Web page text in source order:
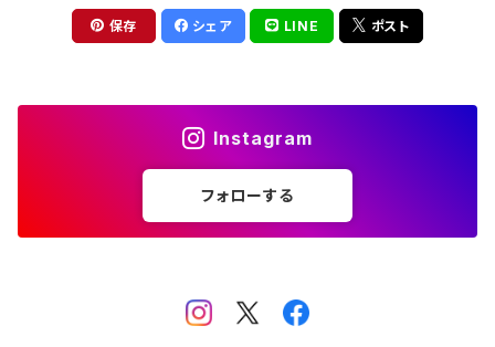
保存 シェア LINE ポスト
Instagram
フォローする